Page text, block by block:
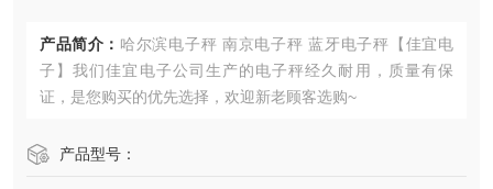
产品简介： 哈尔滨电子秤 南京电子秤 蓝牙电子秤【佳宜电
子】我们佳宜电子公司生产的电子秤经久耐用，质量有保
证，是您购买的优先选择，欢迎新老顾客选购~
产品型号：